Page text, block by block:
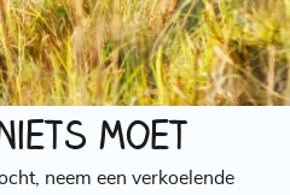
moet
neem een verkoelende